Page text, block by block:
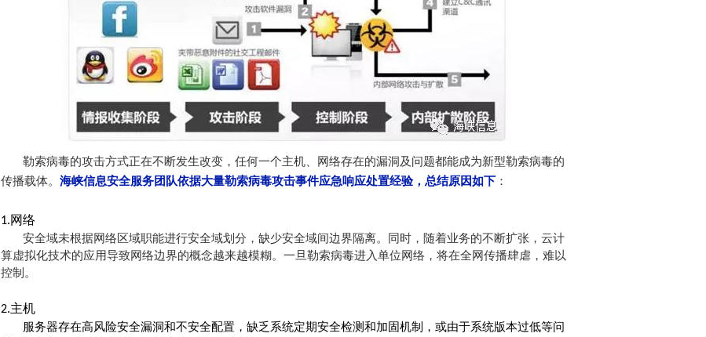
勒索病毒的攻击方式正在不断发生改变 ，任何一个主机、网络存在的漏洞及问题都能成为新型勒索病毒的
传播载体。 海峡信息安全服务团队依据大量勒索病毒攻击事件应急响应处置经验，总结原因如下 ：
1.网络
安全域未根据网络区域职能进行安全域划分，缺少安全域间边界隔离。同时，随着业务的不断扩张，云计
算虚拟化技术的应用导致网络边界的概念越来越模糊。一旦勒索病毒进入单位网络，将在全网传播肆虐，难以
控制。
2.主机
服务器存在高风险安全漏洞和不安全配置，缺乏系统定期安全检测和加固机制，或由于系统版本过低等问